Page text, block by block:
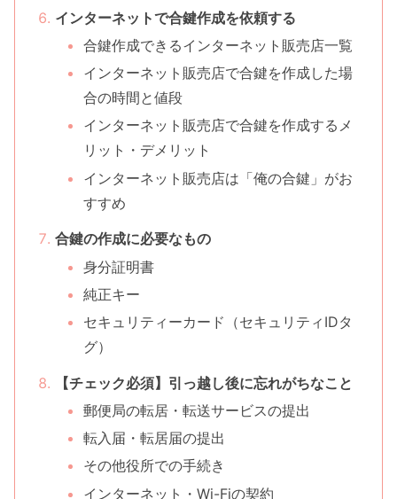
インターネットで合鍵作成を依頼する
合鍵作成できるインターネット販売店一覧
インターネット販売店で合鍵を作成した場
合の時間と値段
インターネット販売店で合鍵を作成するメ
リット・デメリット
インターネット販売店は「俺の合鍵」がお
すすめ
合鍵の作成に必要なもの
身分証明書
純正キー
セキュリティーカード（セキュリティIDタ
グ）
【チェック必須】引っ越し後に忘れがちなこと
郵便局の転居・転送サービスの提出
転入届・転居届の提出
その他役所での手続き
インターネット・Wi-Fiの契約